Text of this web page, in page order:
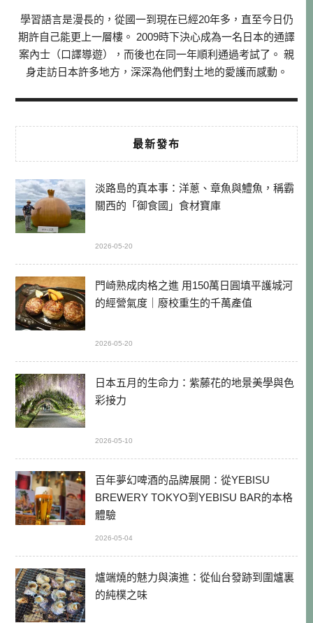
學習語言是漫長的，從國一到現在已經20年多，直至今日仍
期許自己能更上一層樓。 2009時下決心成為一名日本的通譯
案內士（口譯導遊），而後也在同一年順利通過考試了。 親
身走訪日本許多地方，深深為他們對土地的愛護而感動。
最新發布
淡路島的真本事：洋蔥、章魚與鱧魚，稱霸
關西的「御食國」食材寶庫
2026-05-20
門崎熟成肉格之進 用150萬日圓填平護城河
的經營氣度｜廢校重生的千萬產值
2026-05-20
日本五月的生命力：紫藤花的地景美學與色
彩接力
2026-05-10
百年夢幻啤酒的品牌展開：從YEBISU
BREWERY TOKYO到YEBISU BAR的本格
體驗
2026-05-04
爐端燒的魅力與演進：從仙台發跡到圍爐裏
的純樸之味